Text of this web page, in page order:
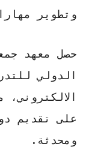
وتطوير
حصل معهد
الدولي
على تقديم
ومحدثة.